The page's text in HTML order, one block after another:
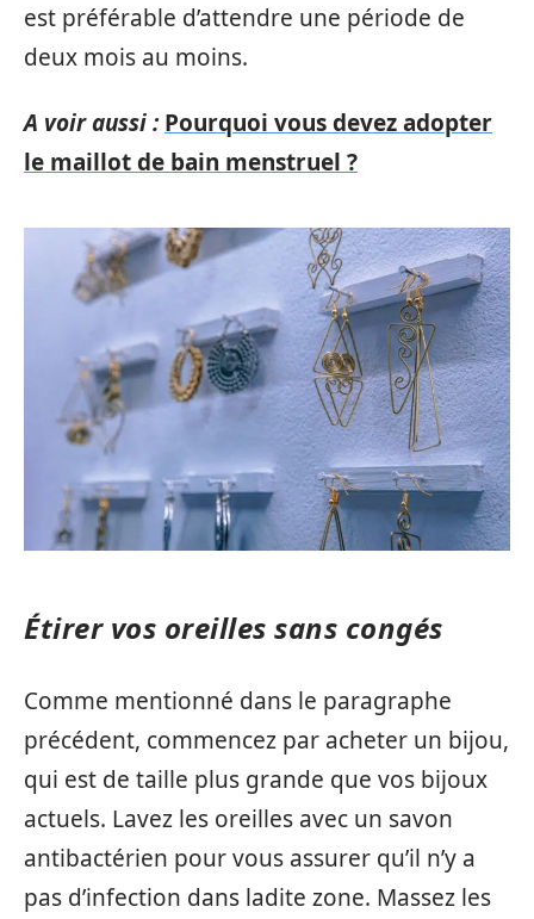
est préférable d’attendre une période de
deux mois au moins.
A voir aussi : Pourquoi vous devez adopter
le maillot de bain menstruel ?
Étirer vos oreilles sans congés
Comme mentionné dans le paragraphe
précédent, commencez par acheter un bijou,
qui est de taille plus grande que vos bijoux
actuels. Lavez les oreilles avec un savon
antibactérien pour vous assurer qu’il n’y a
pas d’infection dans ladite zone. Massez les